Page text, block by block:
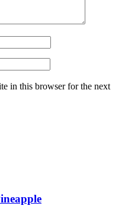
in this browser for the next